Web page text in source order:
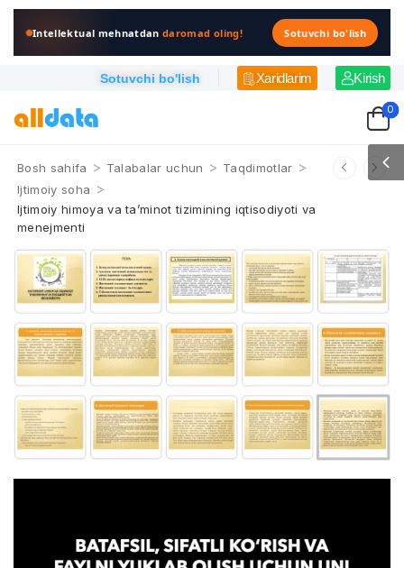
Intellektual mehnatdandaromad oling! Sotuvchi bo'lish
Sotuvchi bo'lish Xaridlarim Kirish
0
Bosh sahifa > Talabalar uchun > Taqdimotlar >
Ijtimoiy soha >
Ijtimoiy himoya va ta’minot tizimining iqtisodiyoti va
menejmenti